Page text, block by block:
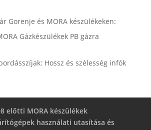
Gorenje és MORA készülékeken:
Gázkészülékek PB gázra
Hossz és szélesség infók
előtti MORA készülékek
használati utasítása és